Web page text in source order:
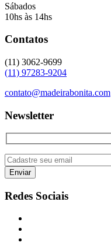
Sábados
10hs às 14hs
Contatos
(11) 3062-9699
(11) 97283-9204
contato@madeirabonita.com
Newsletter
Redes Sociais